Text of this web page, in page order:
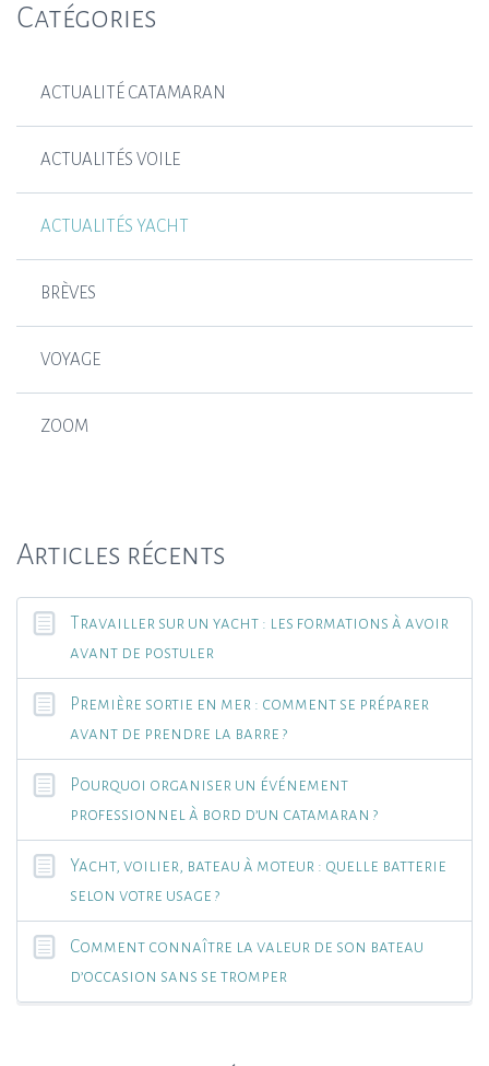
Catégories
ACTUALITÉ CATAMARAN
ACTUALITÉS VOILE
ACTUALITÉS YACHT
BRÈVES
VOYAGE
ZOOM
Articles récents
Travailler sur un yacht : les formations à avoir
avant de postuler
Première sortie en mer : comment se préparer
avant de prendre la barre ?
Pourquoi organiser un événement
professionnel à bord d’un catamaran ?
Yacht, voilier, bateau à moteur : quelle batterie
selon votre usage ?
Comment connaître la valeur de son bateau
d’occasion sans se tromper